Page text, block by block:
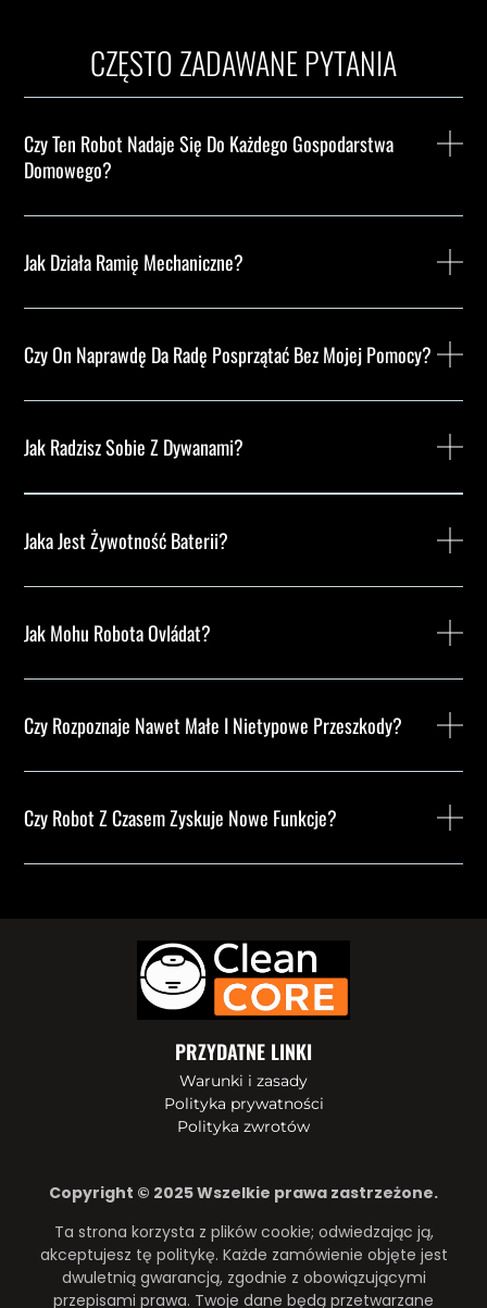
CZĘSTO ZADAWANE PYTANIA
Czy Ten Robot Nadaje Się Do Każdego Gospodarstwa
Domowego?
Jak Działa Ramię Mechaniczne?
Czy On Naprawdę Da Radę Posprzątać Bez Mojej Pomocy?
Jak Radzisz Sobie Z Dywanami?
Jaka Jest Żywotność Baterii?
Jak Mohu Robota Ovládat?
Czy Rozpoznaje Nawet Małe I Nietypowe Przeszkody?
Czy Robot Z Czasem Zyskuje Nowe Funkcje?
PRZYDATNE LINKI
Warunki i zasady
Polityka prywatności
Polityka zwrotów
Copyright © 2025 Wszelkie prawa zastrzeżone.
Ta strona korzysta z plików cookie; odwiedzając ją,
akceptujesz tę politykę. Każde zamówienie objęte jest
dwuletnią gwarancją, zgodnie z obowiązującymi
przepisami prawa. Twoje dane będą przetwarzane